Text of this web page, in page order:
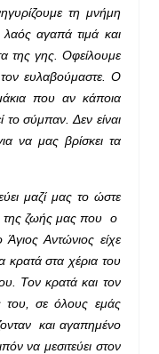
τη μνήμη
αγαπά τιμά και
της γης. Οφείλουμε
ευλαβούμαστε. Ο
που αν κάποια
το σύμπαν. Δεν είναι
να μας βρίσκει τα
μαζί μας το ώστε
της ζωής μας που ο
Αντώνιος είχε
κρατά στα χέρια του
Τον κρατά και τον
του, σε όλους εμάς
και αγαπημένο
να μεσιτεύει στον